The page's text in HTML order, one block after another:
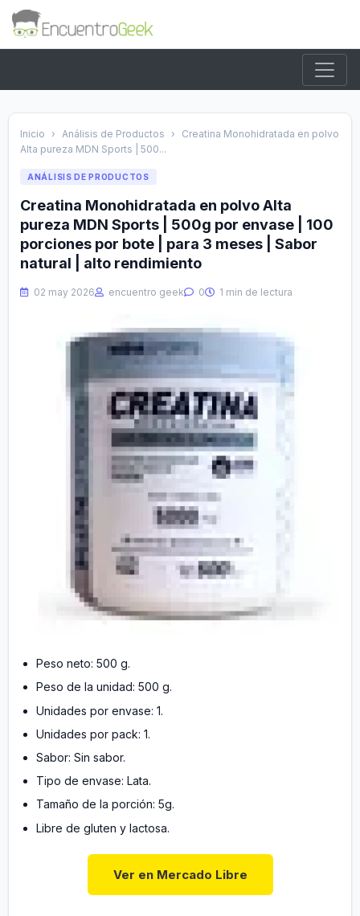
Inicio › Análisis de Productos ›
Creatina Monohidratada en polvo
Alta pureza MDN Sports | 500...
ANÁLISIS DE PRODUCTOS
Creatina Monohidratada en polvo Alta
pureza MDN Sports | 500g por envase | 100
porciones por bote | para 3 meses | Sabor
natural | alto rendimiento
02 may 2026 encuentro geek 0 1 min de lectura
Peso neto: 500 g.
Peso de la unidad: 500 g.
Unidades por envase: 1.
Unidades por pack: 1.
Sabor: Sin sabor.
Tipo de envase: Lata.
Tamaño de la porción: 5g.
Libre de gluten y lactosa.
Ver en Mercado Libre